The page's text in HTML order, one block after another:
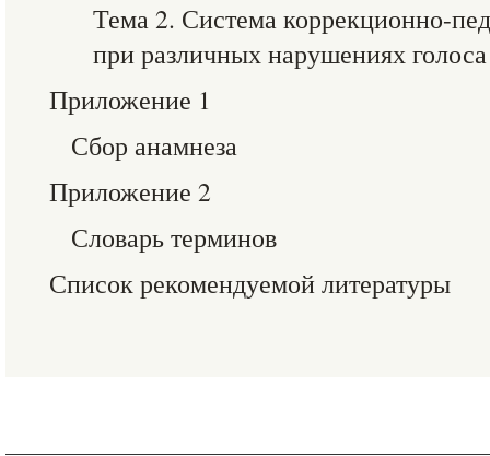
Тема 2. Система коррекционно-
при различных нарушениях голоса
Приложение 1
Сбор анамнеза
Приложение 2
Словарь терминов
Список рекомендуемой литературы